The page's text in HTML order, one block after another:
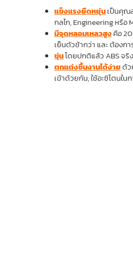
แข็งแรงยืดหยุ่นเป็นคุณ
กลไก, Engineering หรือ
มีจุดหลอมเหลวสูงคือ
เย็นตัวช้ากว่า และ ต้องก
ขุ่นโดยปกติแล้ว ABS จ
ตกแต่งชิ้นงานได้ง่ายด้ว
เข้าด้วยกัน, ใช้อะซิโตนใ